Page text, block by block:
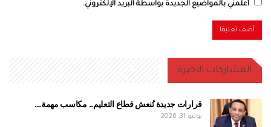
أعلمني بالمواضيع الجديدة بواسطة البريد الإلكتروني.
المشاركات الاخيرة
قرارات جديدة تُنعش قطاع التعليم.. مكاسب مهمة…
يوليو 31, 2026